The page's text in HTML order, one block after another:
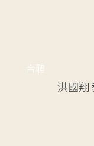
合聘
洪國翔